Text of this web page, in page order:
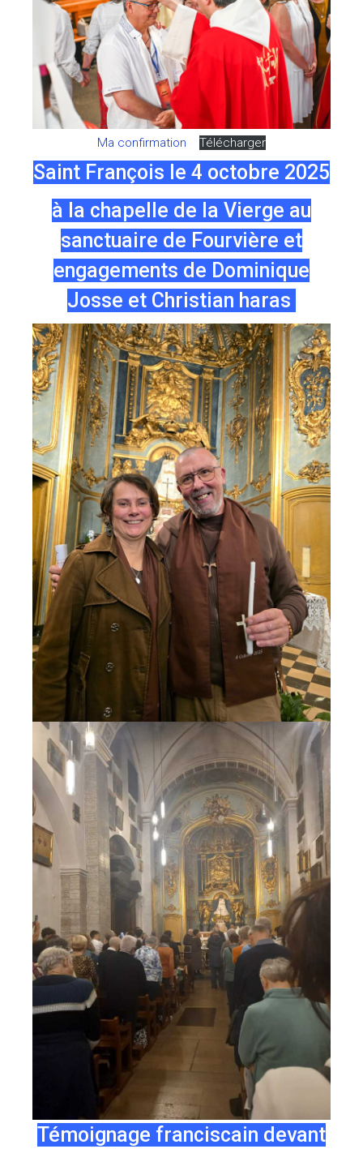
Ma confirmation Télécharger
Saint François le 4 octobre 2025
à la chapelle de la Vierge au
sanctuaire de Fourvière et
engagements de Dominique
Josse et Christian haras
Témoignage franciscain devant